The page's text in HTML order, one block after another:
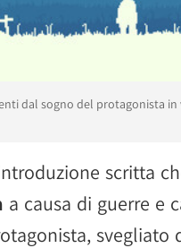
dal sogno del protagonista in
scritta
a causa di guerre e
svegliato